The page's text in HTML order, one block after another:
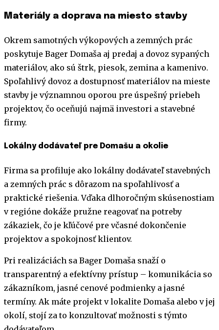
Materiály a doprava na miesto stavby
Okrem samotných výkopových a zemných prác
poskytuje Bager Domaša aj predaj a dovoz sypaných
materiálov, ako sú štrk, piesok, zemina a kamenivo.
Spoľahlivý dovoz a dostupnosť materiálov na mieste
stavby je významnou oporou pre úspešný priebeh
projektov, čo oceňujú najmä investori a stavebné
firmy.
Lokálny dodávateľ pre Domašu a okolie
Firma sa profiluje ako lokálny dodávateľ stavebných
a zemných prác s dôrazom na spoľahlivosť a
praktické riešenia. Vďaka dlhoročným skúsenostiam
v regióne dokáže pružne reagovať na potreby
zákaziek, čo je kľúčové pre včasné dokončenie
projektov a spokojnosť klientov.
Pri realizáciách sa Bager Domaša snaží o
transparentný a efektívny prístup – komunikácia so
zákazníkom, jasné cenové podmienky a jasné
termíny. Ak máte projekt v lokalite Domaša alebo v jej
okolí, stojí za to konzultovať možnosti s týmto